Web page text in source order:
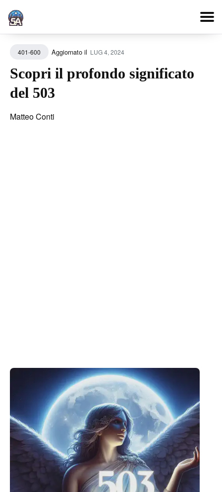
401-600 Aggiornato il LUG 4, 2024
Scopri il profondo significato
del 503
Matteo Conti
Blog